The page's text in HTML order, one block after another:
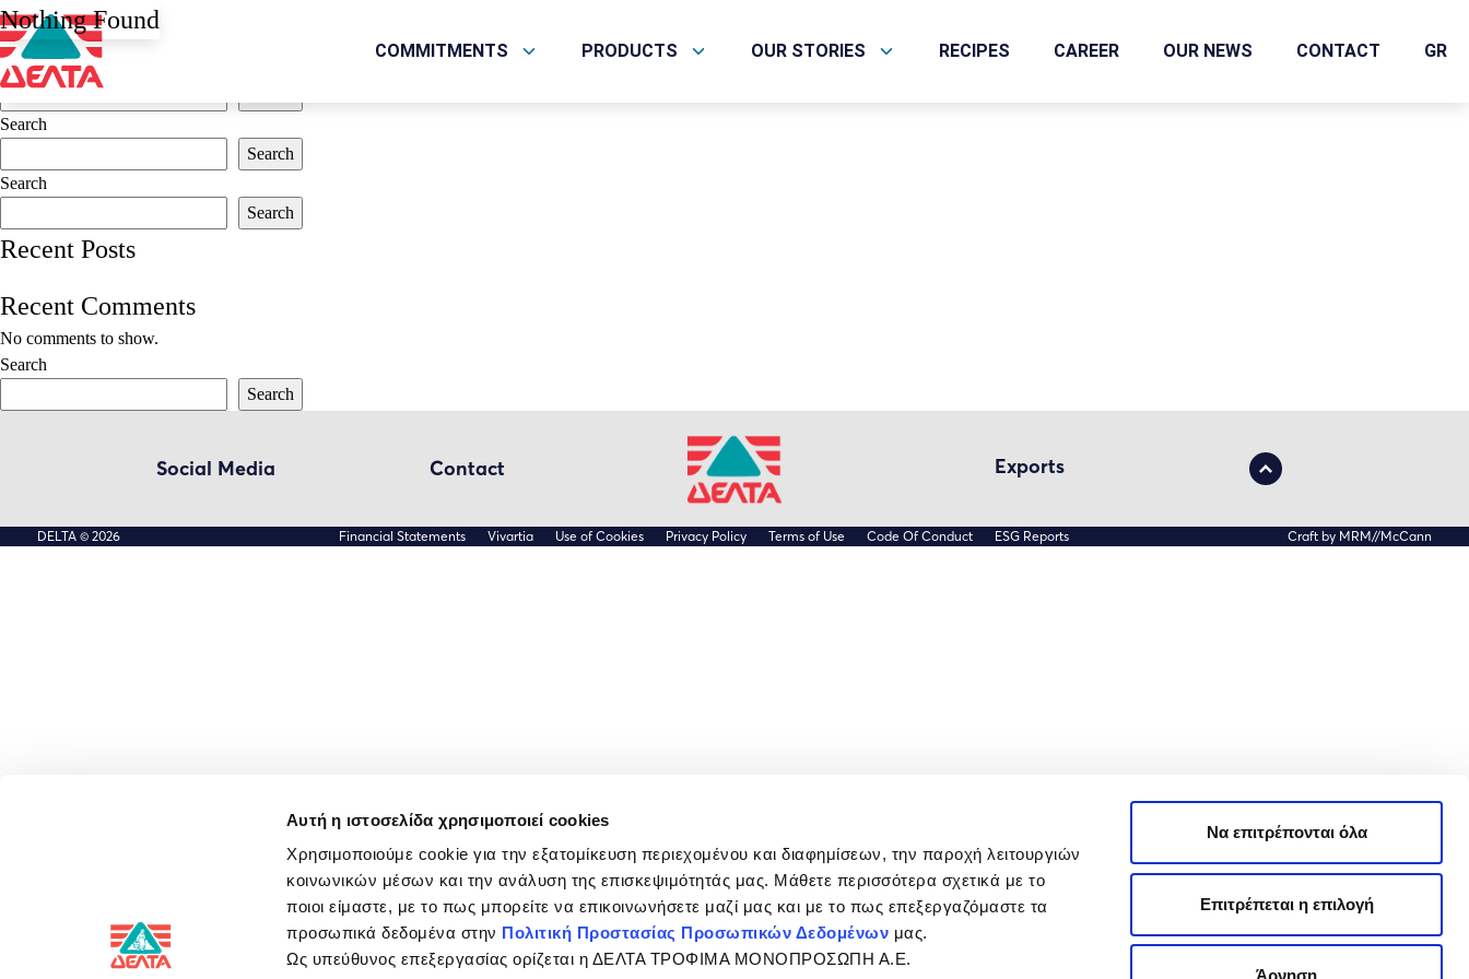
Αυτή η ιστοσελίδα χρησιμοποιεί cookies
Χρησιμοποιούμε cookie για την εξατομίκευση περιεχομένου και διαφημίσεων, την παροχή λειτουργιών
κοινωνικών μέσων και την ανάλυση της επισκεψιμότητάς μας. Μάθετε περισσότερα σχετικά με το
ποιοι είμαστε, με το πως μπορείτε να επικοινωνήσετε μαζί μας και με το πως επεξεργαζόμαστε τα
προσωπικά δεδομένα στην Πολιτική Προστασίας Προσωπικών Δεδομένων μας.
Ως υπεύθυνος επεξεργασίας ορίζεται η ΔΕΛΤΑ ΤΡΟΦΙΜΑ ΜΟΝΟΠΡΟΣΩΠΗ Α.Ε.
Να επιτρέπονται όλα
Επιτρέπεται η επιλογή
Άρνηση
COMMITMENTS PRODUCTS OUR STORIES RECIPES CAREER OUR NEWS CONTACT GR
Nothing Found
It seems we can’t find what you’re looking for. Perhaps searching can help.
Search for:
Search
Search
Search
Search
Search
Recent Posts
Recent Comments
No comments to show.
Search
Search
Social Media Contact Exports
DELTA © 2026 Financial Statements Vivartia Use of Cookies Privacy Policy Terms of Use Code Of Conduct ESG Reports Craft by MRM//McCann